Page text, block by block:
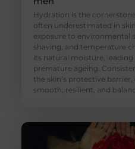
Hydration is the
often underestimated in
exposure to environmental
shaving, and temperature
its natural moisture, leading
premature ageing.
the skin’s protective
smooth, resilient, and